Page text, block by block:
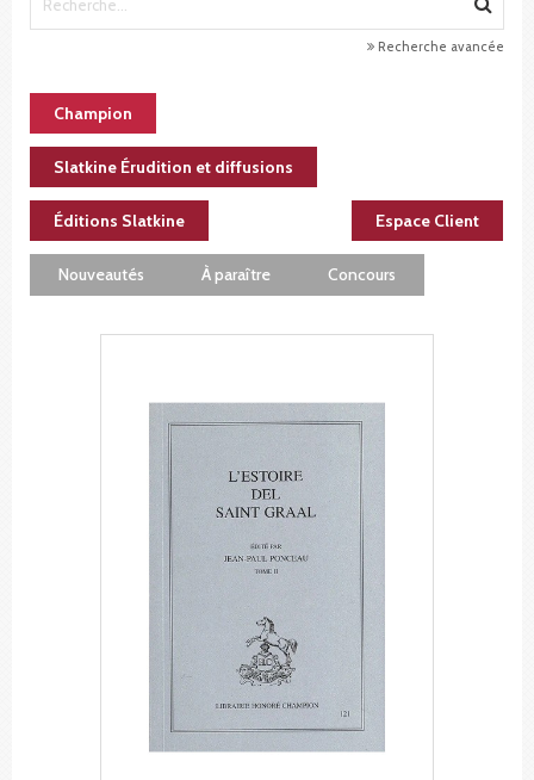
Recherche avancée
Champion
Slatkine Érudition et diffusions
Éditions Slatkine Espace Client
Nouveautés À paraître Concours